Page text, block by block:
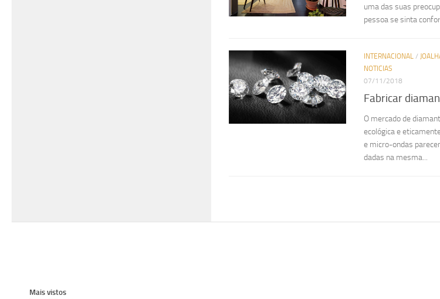
uma das suas
pessoa se sinta
INTERNACIONAL /
NOTICIAS
07/11/2018
Fabricar
O mercado de
ecológica e
e micro-ondas
dadas na mesma...
Mais vistos